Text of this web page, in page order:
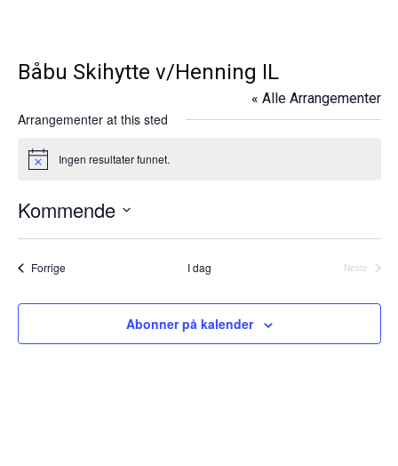
Båbu Skihytte v/Henning IL
« Alle Arrangementer
Arrangementer at this sted
N
i
c
e
Ingen resultater funnet.
Kommende
V
g
a
ForrigeArrangementer I dag
Neste
Abonner på kalender